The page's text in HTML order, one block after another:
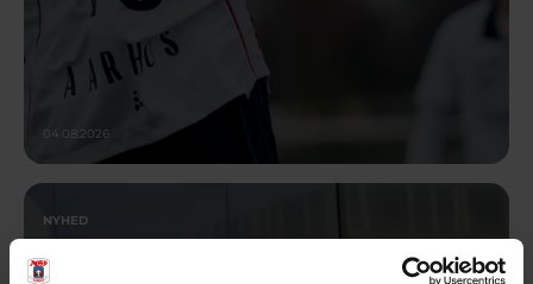
04.08.2026
NYHED
YOUNG GUNS SUGER TIL SIG I